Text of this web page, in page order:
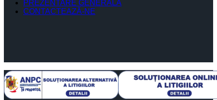
PREZENTARE GENERALĂ
CONTACTEAZĂ-NE